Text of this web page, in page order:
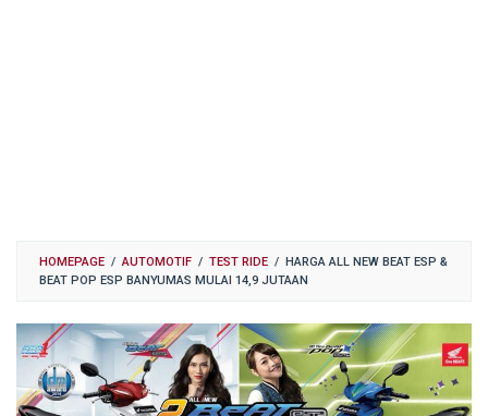
HOMEPAGE / AUTOMOTIF / TEST RIDE /
HARGA ALL NEW BEAT ESP &
BEAT POP ESP BANYUMAS MULAI 14,9 JUTAAN